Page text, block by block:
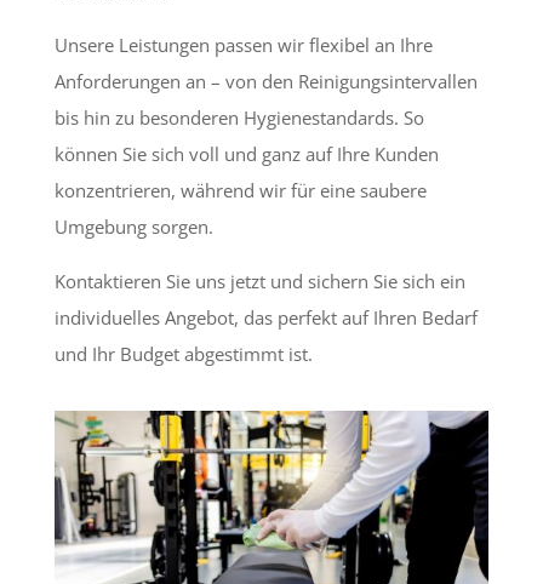
Unsere Leistungen passen wir flexibel an Ihre
Anforderungen an – von den Reinigungsintervallen
bis hin zu besonderen Hygienestandards. So
können Sie sich voll und ganz auf Ihre Kunden
konzentrieren, während wir für eine saubere
Umgebung sorgen.
Kontaktieren Sie uns jetzt und sichern Sie sich ein
individuelles Angebot, das perfekt auf Ihren Bedarf
und Ihr Budget abgestimmt ist.